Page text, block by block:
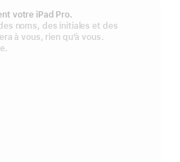
votre iPad Pro.
noms, des initiales et des
à vous, rien qu’à vous.